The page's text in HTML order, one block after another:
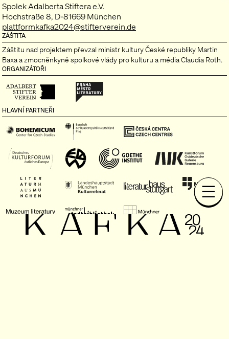
Spolek Adalberta Stiftera e.V.
Hochstraße 8, D-81669 München
plattformkafka2024@stifterverein.de
ZÁŠTITA
Záštitu nad projektem převzal ministr kultury České republiky Martin
Baxa a zmocněnkyně spolkové vlády pro kulturu a média Claudia Roth.
ORGANIZÁTOŘI
HLAVNÍ PARTNEŘI